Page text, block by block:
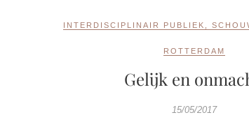
INTERDISCIPLINAIR PUBLIEK ,
ROTTERDAM
Gelijk en
15/05/2017